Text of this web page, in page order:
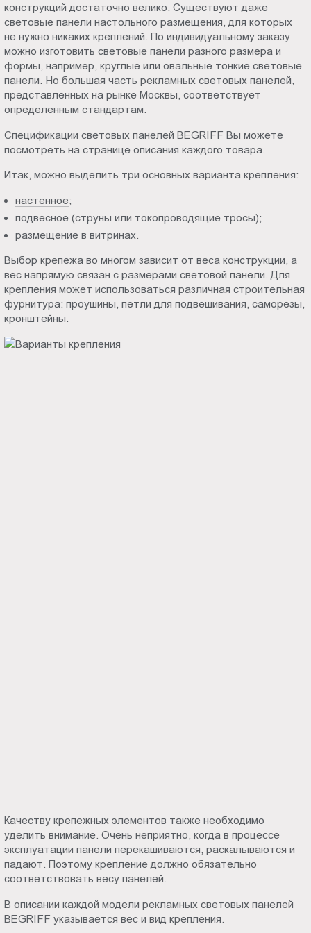
конструкций достаточно велико. Существуют даже
световые панели настольного размещения, для которых
не нужно никаких креплений. По индивидуальному заказу
можно изготовить световые панели разного размера и
формы, например, круглые или овальные тонкие световые
панели. Но большая часть рекламных световых панелей,
представленных на рынке Москвы, соответствует
определенным стандартам.
Спецификации световых панелей BEGRIFF Вы можете
посмотреть на странице описания каждого товара.
Итак, можно выделить три основных варианта крепления:
настенное;
подвесное (струны или токопроводящие тросы);
размещение в витринах.
Выбор крепежа во многом зависит от веса конструкции, а
вес напрямую связан с размерами световой панели. Для
крепления может использоваться различная строительная
фурнитура: проушины, петли для подвешивания, саморезы,
кронштейны.
Качеству крепежных элементов также необходимо
уделить внимание. Очень неприятно, когда в процессе
эксплуатации панели перекашиваются, раскалываются и
падают. Поэтому крепление должно обязательно
соответствовать весу панелей.
В описании каждой модели рекламных световых панелей
BEGRIFF указывается вес и вид крепления.
Пт.:
9.00-
18.00
Сб.,
Вс.:
выходной